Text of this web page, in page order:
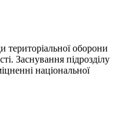
територіальної оборони
Заснування підрозділу
національної